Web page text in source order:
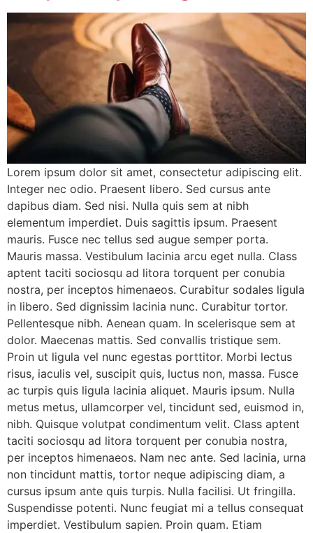
Lorem ipsum dolor sit amet, consectetur adipiscing elit.
Integer nec odio. Praesent libero. Sed cursus ante
dapibus diam. Sed nisi. Nulla quis sem at nibh
elementum imperdiet. Duis sagittis ipsum. Praesent
mauris. Fusce nec tellus sed augue semper porta.
Mauris massa. Vestibulum lacinia arcu eget nulla. Class
aptent taciti sociosqu ad litora torquent per conubia
nostra, per inceptos himenaeos. Curabitur sodales ligula
in libero. Sed dignissim lacinia nunc. Curabitur tortor.
Pellentesque nibh. Aenean quam. In scelerisque sem at
dolor. Maecenas mattis. Sed convallis tristique sem.
Proin ut ligula vel nunc egestas porttitor. Morbi lectus
risus, iaculis vel, suscipit quis, luctus non, massa. Fusce
ac turpis quis ligula lacinia aliquet. Mauris ipsum. Nulla
metus metus, ullamcorper vel, tincidunt sed, euismod in,
nibh. Quisque volutpat condimentum velit. Class aptent
taciti sociosqu ad litora torquent per conubia nostra,
per inceptos himenaeos. Nam nec ante. Sed lacinia, urna
non tincidunt mattis, tortor neque adipiscing diam, a
cursus ipsum ante quis turpis. Nulla facilisi. Ut fringilla.
Suspendisse potenti. Nunc feugiat mi a tellus consequat
imperdiet. Vestibulum sapien. Proin quam. Etiam